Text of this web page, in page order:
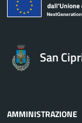
San
AMMINISTRAZIONE